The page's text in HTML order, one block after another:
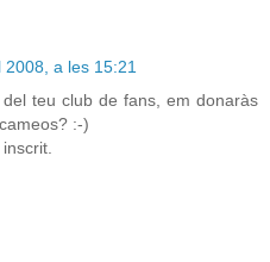
a les 15:21
teu club de fans, em donaràs
:-)